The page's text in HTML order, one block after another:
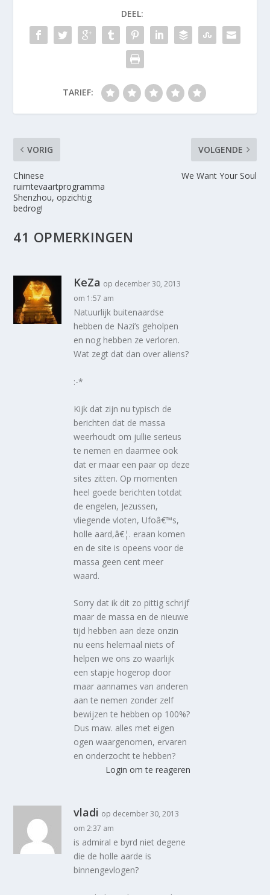
DEEL:
TARIEF:
VORIG
Chinese
ruimtevaartprogramma
Shenzhou, opzichtig
bedrog!
VOLGENDE
We Want Your Soul
41 OPMERKINGEN
KeZa op december 30, 2013
om 1:57 am
Natuurlijk buitenaardse
hebben de Nazi’s geholpen
en nog hebben ze verloren.
Wat zegt dat dan over aliens?
:-*
Kijk dat zijn nu typisch de
berichten dat de massa
weerhoudt om jullie serieus
te nemen en daarmee ook
dat er maar een paar op deze
sites zitten. Op momenten
heel goede berichten totdat
de engelen, Jezussen,
vliegende vloten, Ufoâ€™s,
holle aard,â€¦. eraan komen
en de site is opeens voor de
massa geen cent meer
waard.
Sorry dat ik dit zo pittig schrijf
maar de massa en de nieuwe
tijd hebben aan deze onzin
nu eens helemaal niets of
helpen we ons zo waarlijk
een stapje hogerop door
maar aannames van anderen
aan te nemen zonder zelf
bewijzen te hebben op 100%?
Dus maw. alles met eigen
ogen waargenomen, ervaren
en onderzocht te hebben?
Login om te reageren
vladi op december 30, 2013
om 2:37 am
is admiral e byrd niet degene
die de holle aarde is
binnengevlogen?